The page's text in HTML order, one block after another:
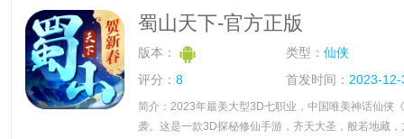
蜀山天下-官方正版
版本： 类型： 仙侠
评分： 8 首发时间： 2023-
简介：2023年最美大型3D七职业，中国唯美神话仙侠
袭。这是一款3D探秘修仙手游，齐天大圣，般若地藏